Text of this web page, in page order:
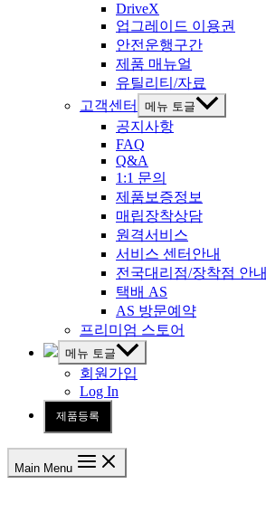
DriveX
업그레이드 이용권
안전운행구간
제품 매뉴얼
유틸리티/자료
고객센터
메뉴 토글
공지사항
FAQ
Q&A
1:1 문의
제품보증정보
매립장착상담
원격서비스
서비스 센터안내
전국대리점/장착점 안내
택배 AS
AS 방문예약
프리미엄 스토어
메뉴 토글
회원가입
Log In
제품등록
Main Menu